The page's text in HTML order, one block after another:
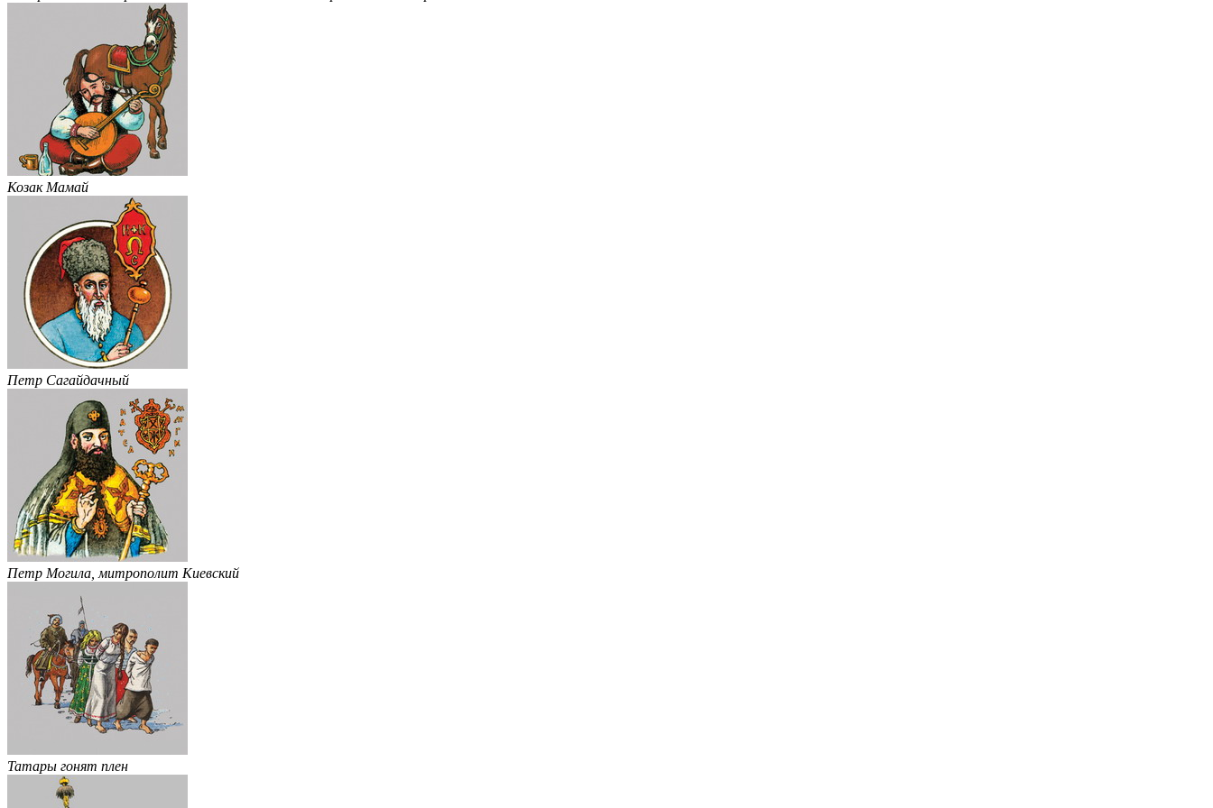
Козак Мамай
Петр Сагайдачный
Петр Могила, митрополит Киевский
Татары гонят плен